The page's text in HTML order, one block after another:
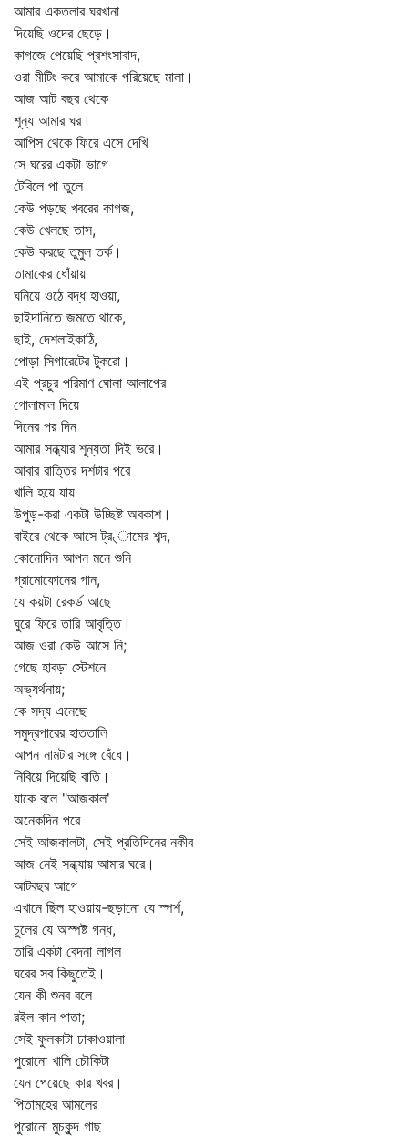
আমার একতলার ঘরখানা
দিয়েছি ওদের ছেড়ে।
কাগজে পেয়েছি প্রশংসাবাদ,
ওরা মীটিং করে আমাকে পরিয়েছে মালা।
আজ আট বছর থেকে
শূন্য আমার ঘর।
আপিস থেকে ফিরে এসে দেখি
সে ঘরের একটা ভাগে
টেবিলে পা তুলে
কেউ পড়ছে খবরের কাগজ,
কেউ খেলছে তাস,
কেউ করছে তুমুল তর্ক।
তামাকের ধোঁয়ায়
ঘনিয়ে ওঠে বদ্ধ হাওয়া,
ছাইদানিতে জমতে থাকে,
ছাই, দেশলাইকাঠি,
পোড়া সিগারেটের টুকরো।
এই প্রচুর পরিমাণ ঘোলা আলাপের
গোলামাল দিয়ে
দিনের পর দিন
আমার সন্ধ্যার শূন্যতা দিই ভরে।
আবার রাত্তির দশটার পরে
খালি হয়ে যায়
উপুড়-করা একটা উচ্ছিষ্ট অবকাশ।
বাইরে থেকে আসে ট্র৻ামের শব্দ,
কোনোদিন আপন মনে শুনি
গ্রামোফোনের গান,
যে কয়টা রেকর্ড আছে
ঘুরে ফিরে তারি আবৃত্তি।
আজ ওরা কেউ আসে নি;
গেছে হাবড়া স্টেশনে
অভ্যর্থনায়;
কে সদ্য এনেছে
সমুদ্রপারের হাততালি
আপন নামটার সঙ্গে বেঁধে।
নিবিয়ে দিয়েছি বাতি।
যাকে বলে "আজকাল'
অনেকদিন পরে
সেই আজকালটা, সেই প্রতিদিনের নকীব
আজ নেই সন্ধ্যায় আমার ঘরে।
আটবছর আগে
এখানে ছিল হাওয়ায়-ছড়ানো যে স্পর্শ,
চুলের যে অস্পষ্ট গন্ধ,
তারি একটা বেদনা লাগল
ঘরের সব কিছুতেই।
যেন কী শুনব বলে
রইল কান পাতা;
সেই ফুলকাটা ঢাকাওয়ালা
পুরোনো খালি চৌকিটা
যেন পেয়েছে কার খবর।
পিতামহের আমলের
পুরোনো মুচকুন্দ গাছ